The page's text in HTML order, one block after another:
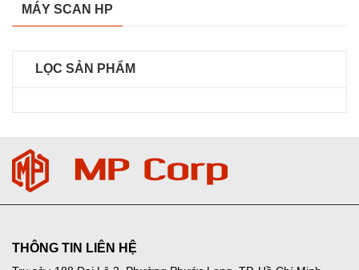
MÁY SCAN HP
LỌC SẢN PHẨM
THÔNG TIN LIÊN HỆ